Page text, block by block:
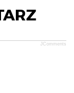
JComments